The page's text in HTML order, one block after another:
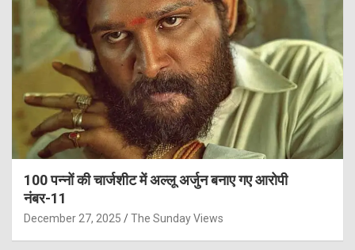
100 पन्नों की चार्जशीट में अल्लू अर्जुन बनाए गए आरोपी
नंबर-11
December 27, 2025 The Sunday Views